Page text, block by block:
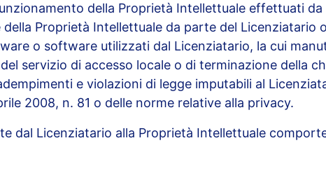
della Proprietà Intellettuale effettuati da
Proprietà Intellettuale da parte del Licenziatario
o software utilizzati dal Licenziatario, la cui
servizio di accesso locale o di terminazione della
e violazioni di legge imputabili al
2008, n. 81 o delle norme relative alla privacy.
Licenziatario alla Proprietà Intellettuale